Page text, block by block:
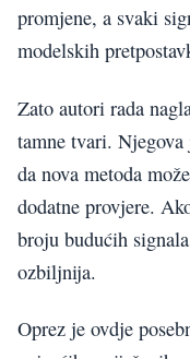
promjene, a svaki
modelskih
Zato autori rada
tamne tvari.
da nova metoda
dodatne provjere.
broju budućih
ozbiljnija.
Oprez je ovdje